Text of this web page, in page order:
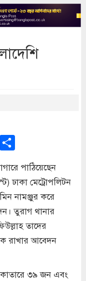
Copy
Link পাঠিয়েছেন
ঢাকা মেট্রোপলিটন
নামঞ্জুর করে
তুরাগ থানার
তাদের
রাখার আবেদন
৩৯ জন এবং